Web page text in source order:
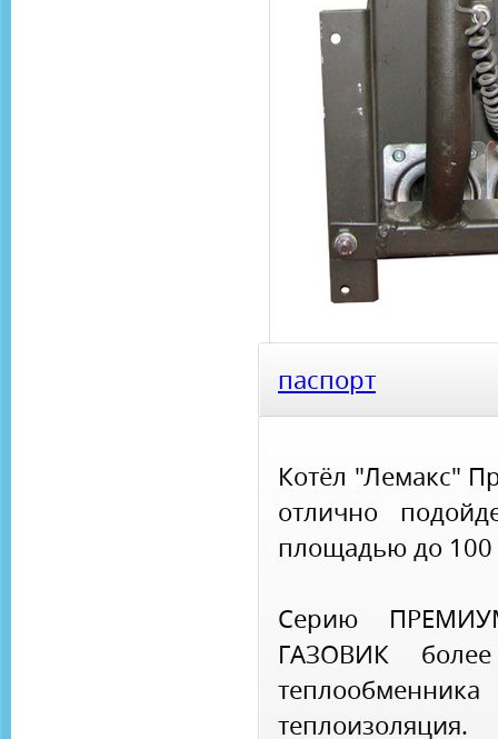
паспорт
Котёл "Лемакс"
отлично
площадью до 100
Серию
ГАЗОВИК
теплоизоляция.